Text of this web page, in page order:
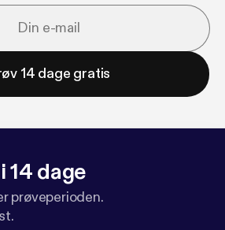
14 dage gratis
14 dage
prøveperioden.